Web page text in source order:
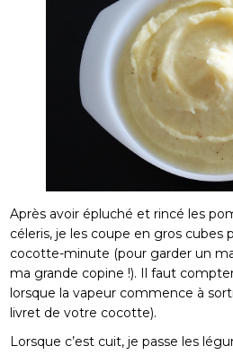
Après avoir épluché et rincé les
céleris, je les coupe en gros cubes
cocotte-minute (pour garder un
ma grande copine !). Il faut
lorsque la vapeur commence à
livret de votre cocotte).
Lorsque c’est cuit, je passe les